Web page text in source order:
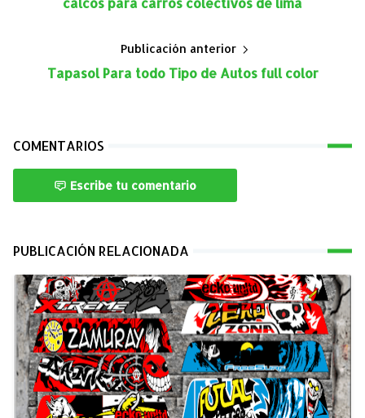
Publicación anterior
Tapasol Para todo Tipo de Autos full color
COMENTARIOS
Escribe tu comentario
PUBLICACIÓN RELACIONADA